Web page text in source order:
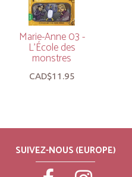
Marie-Anne 03 -
L’École des
monstres
CAD$11.95
SUIVEZ-NOUS (EUROPE)